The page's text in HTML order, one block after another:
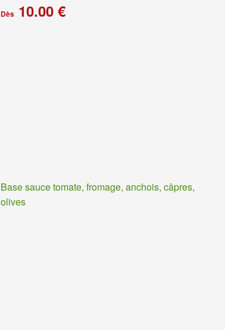
Dès10.00 €
Base sauce tomate, fromage, anchois, câpres,
olives